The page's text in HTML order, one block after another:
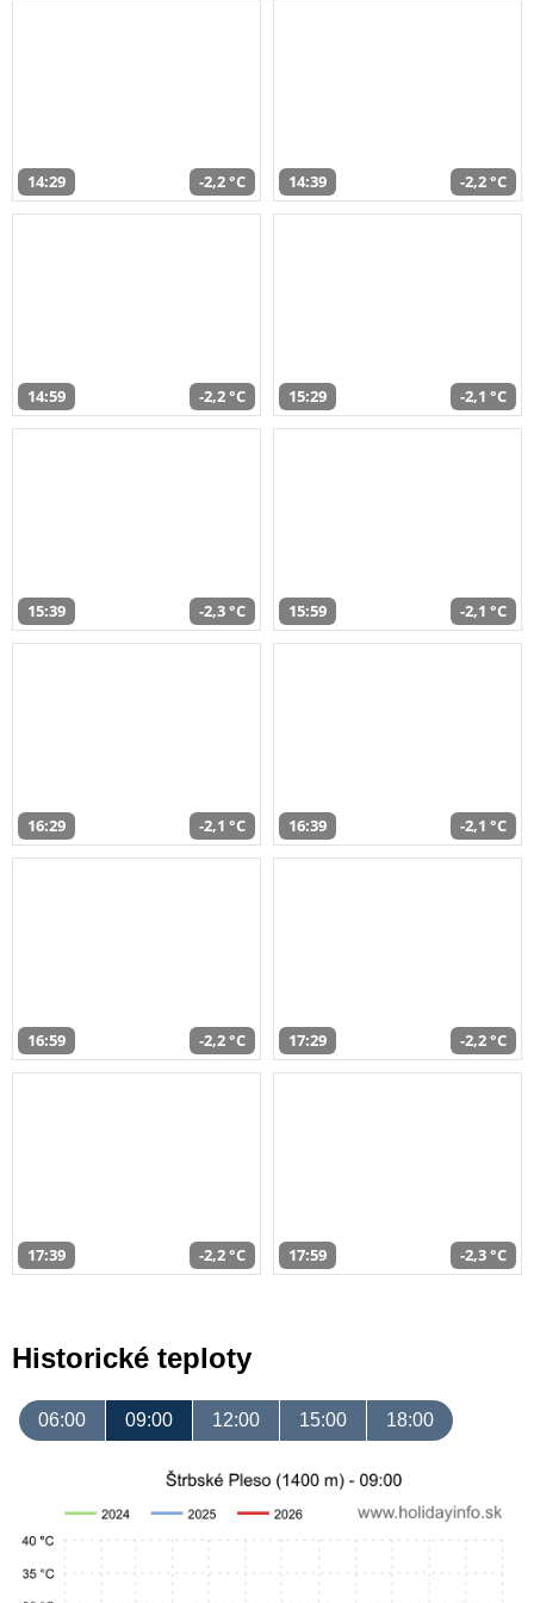
14:29 -2,2 °C 14:39 -2,2 °C
14:59 -2,2 °C 15:29 -2,1 °C
15:39 -2,3 °C 15:59 -2,1 °C
16:29 -2,1 °C 16:39 -2,1 °C
16:59 -2,2 °C 17:29 -2,2 °C
17:39 -2,2 °C 17:59 -2,3 °C
Historické teploty
06:00 09:00 12:00 15:00 18:00